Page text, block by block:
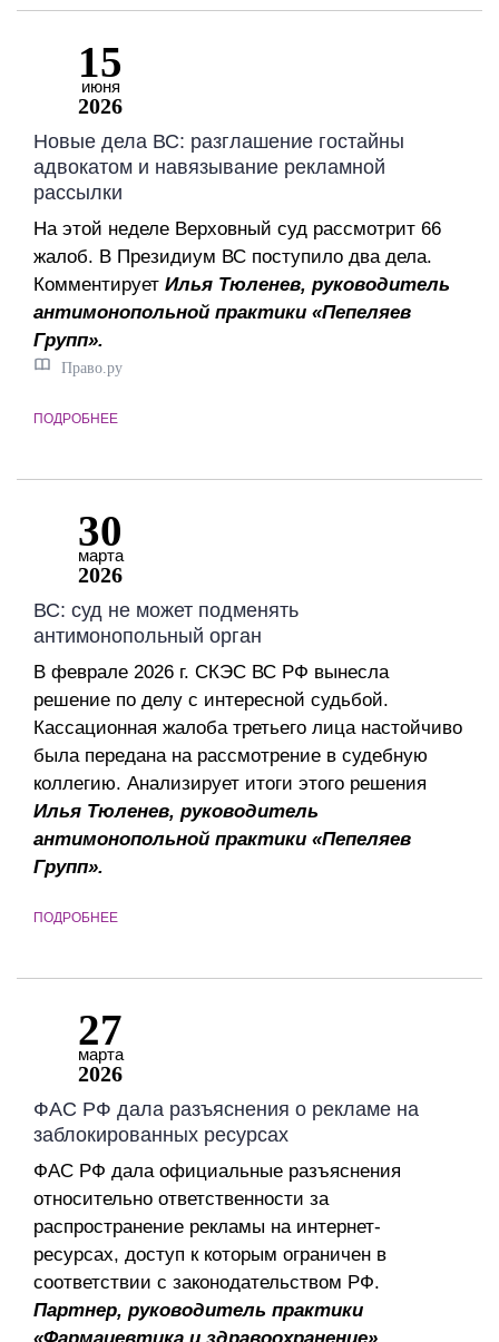
15
июня
2026
Новые дела ВС: разглашение гостайны
адвокатом и навязывание рекламной
рассылки
На этой неделе Верховный суд рассмотрит 66
жалоб. В Президиум ВС поступило два дела.
Комментирует Илья Тюленев, руководитель
антимонопольной практики «Пепеляев
Групп».
Право.ру
ПОДРОБНЕЕ
30
марта
2026
ВС: суд не может подменять
антимонопольный орган
В феврале 2026 г. СКЭС ВС РФ вынесла
решение по делу с интересной судьбой.
Кассационная жалоба третьего лица настойчиво
была передана на рассмотрение в судебную
коллегию. Анализирует итоги этого решения
Илья Тюленев, руководитель
антимонопольной практики «Пепеляев
Групп».
ПОДРОБНЕЕ
27
марта
2026
ФАС РФ дала разъяснения о рекламе на
заблокированных ресурсах
ФАС РФ дала официальные разъяснения
относительно ответственности за
распространение рекламы на интернет-
ресурсах, доступ к которым ограничен в
соответствии с законодательством РФ.
Партнер, руководитель практики